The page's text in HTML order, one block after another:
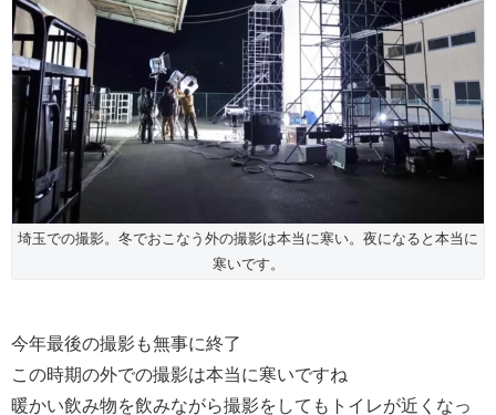
埼玉での撮影。冬でおこなう外の撮影は本当に寒い。夜になると本当に
寒いです。
今年最後の撮影も無事に終了
この時期の外での撮影は本当に寒いですね
暖かい飲み物を飲みながら撮影をしてもトイレが近くなっ